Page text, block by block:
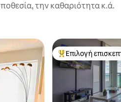
την καθαριότητα κ.ά.
Κορυφαία επιλογή
Επιλογή